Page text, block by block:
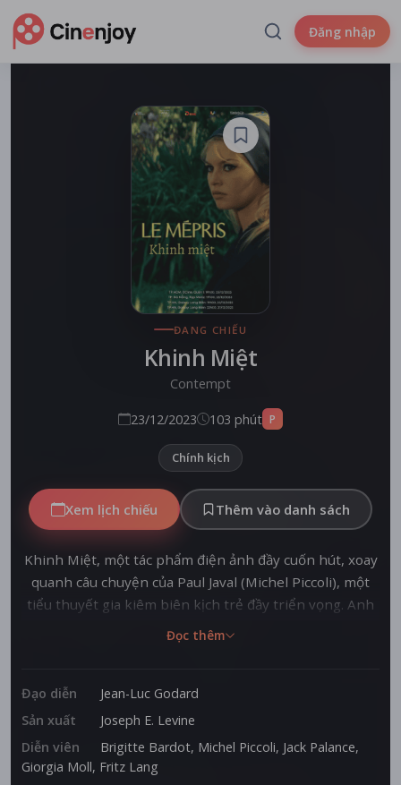
Đăng nhập
ĐANG CHIẾU
Khinh Miệt
Contempt
23/12/2023 103 phút P
Chính kịch
Xem lịch chiếu Thêm vào danh sách
Khinh Miệt, một tác phẩm điện ảnh đầy cuốn hút, xoay
quanh câu chuyện của Paul Javal (Michel Piccoli), một
tiểu thuyết gia kiêm biên kịch trẻ đầy triển vọng. Anh
được giao nhiệm vụ tái hiện kịch bản sử thi Odyssey
của Homer theo cách mới mẻ, với áp lực phải tạo ra
nghệ thuật và thương mại không chỉ khiến Paul căng
thẳng mà còn làm rạn nứt mối quan hệ với người vợ
xinh đẹp Camille (Brigitte Bardot). Tình yêu nồng nàn
của họ dần dần đối mặt với sóng gió khi Camille bị bỏ
Đọc thêm
Đạo diễn
Jean-Luc Godard
Sản xuất
Joseph E. Levine
Diễn viên
Brigitte Bardot, Michel Piccoli, Jack Palance,
Giorgia Moll, Fritz Lang